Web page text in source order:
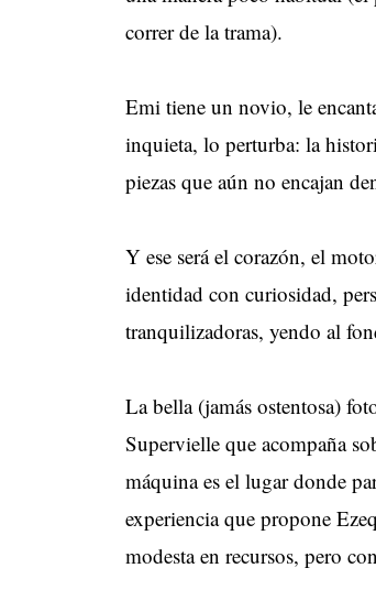
correr de la trama).
Emi tiene un novio, le
inquieta, lo perturba: la
piezas que aún no encajan
Y ese será el corazón, el
identidad con curiosidad,
tranquilizadoras, yendo al
La bella (jamás ostentosa)
Supervielle que acompaña
máquina es el lugar donde
experiencia que propone
modesta en recursos, pero